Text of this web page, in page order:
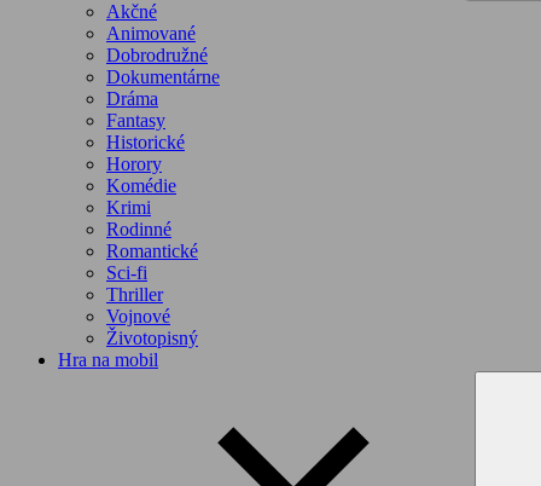
Akčné
Animované
Dobrodružné
Dokumentárne
Dráma
Fantasy
Historické
Horory
Komédie
Krimi
Rodinné
Romantické
Sci-fi
Thriller
Vojnové
Životopisný
Hra na mobil